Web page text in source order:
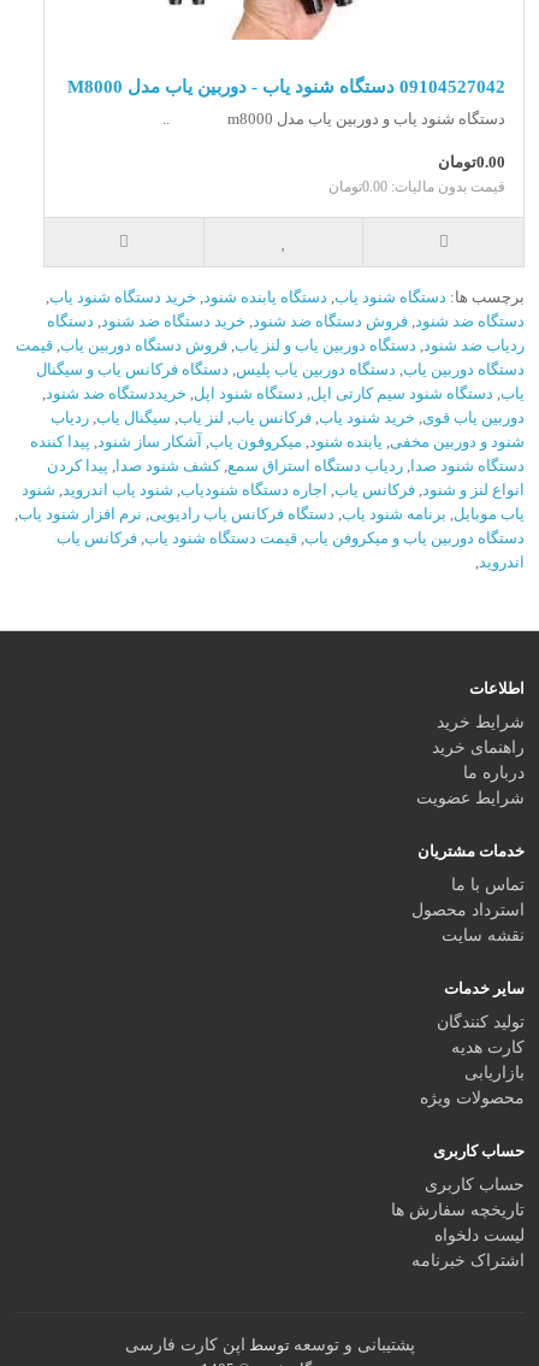
09104527042 دستگاه شنود یاب - دوربین یاب مدل M8000
دستگاه شنود یاب و دوربین یاب مدل m8000 ..
0.00تومان
قیمت بدون مالیات: 0.00تومان
برچسب ها: دستگاه شنود یاب دستگاه یابنده شنود خرید دستگاه شنود یاب
دستگاه ضد شنود فروش دستگاه ضد شنود خرید دستگاه ضد شنود دستگاه
ردیاب ضد شنود دستگاه دوربین یاب و لنز یاب فروش دستگاه دوربین یاب قیمت
دستگاه دوربین یاب دستگاه دوربین یاب پلیس دستگاه فرکانس یاب و سیگنال
یاب دستگاه شنود سیم کارتی اپل دستگاه شنود اپل خریددستگاه ضد شنود
دوربین یاب قوی خرید شنود یاب فرکانس یاب لنز یاب سیگنال یاب ردیاب
شنود و دوربین مخفی یابنده شنود میکروفون یاب آشکار ساز شنود پیدا کننده
دستگاه شنود صدا ردیاب دستگاه استراق سمع ,کشف شنود صدا پیدا کردن
انواع لنز و شنود فرکانس یاب اجاره دستگاه شنودیاب شنود یاب اندروید شنود
یاب موبایل برنامه شنود یاب دستگاه فرکانس یاب رادیویی نرم افزار شنود یاب
دستگاه دوربین یاب و میکروفن یاب قیمت دستگاه شنود یاب فرکانس یاب
اندروید
اطلاعات
شرایط خرید
راهنمای خرید
درباره ما
شرایط عضویت
خدمات مشتریان
تماس با ما
استرداد محصول
نقشه سایت
سایر خدمات
تولید کنندگان
کارت هدیه
بازاریابی
محصولات ویژه
حساب کاربری
حساب کاربری
تاریخچه سفارش ها
لیست دلخواه
اشتراک خبرنامه
پشتیبانی و توسعه توسط اپن کارت فارسی